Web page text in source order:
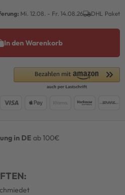
Mi. 12.08. - Fr. 14.08.26 DHL Paket
In den Warenkorb
in DE ab 100€